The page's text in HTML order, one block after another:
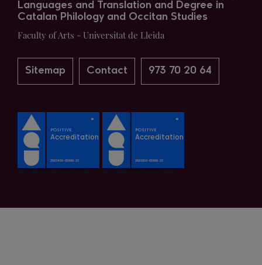
Languages and Translation and Degree in
Catalan Philology and Occitan Studies
Faculty of Arts - Universitat de Lleida
Sitemap Contact 973 70 20 64